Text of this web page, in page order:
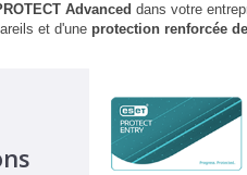
Advanced dans votre
et d'une protection renforcée